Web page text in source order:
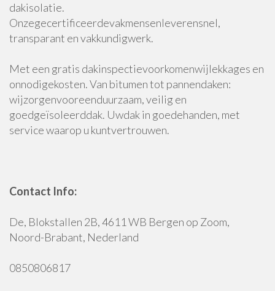
dakisolatie.
Onzegecertificeerdevakmensenleverensnel,
transparant en vakkundigwerk.
Met een gratis dakinspectievoorkomenwijlekkages en
onnodigekosten. Van bitumen tot pannendaken:
wijzorgenvooreenduurzaam, veilig en
goedgeïsoleerddak. Uwdak in goedehanden, met
service waarop u kuntvertrouwen.
Contact Info:
De, Blokstallen 2B, 4611 WB Bergen op Zoom,
Noord-Brabant, Nederland
0850806817